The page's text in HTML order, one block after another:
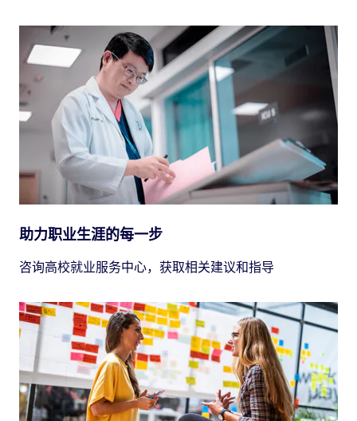
助力职业生涯的每一步
咨询高校就业服务中心，获取相关建议和指导